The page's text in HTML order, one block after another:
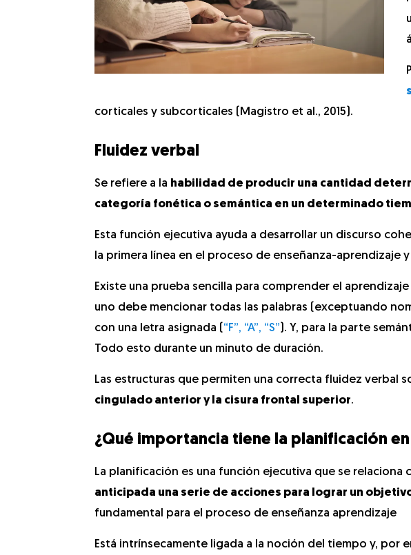
corticales y subcorticales (Magistro et al., 2015).
Fluidez verbal
Se refiere a la habilidad de producir una cantidad
categoría fonética o semántica en un determinado
Esta función ejecutiva ayuda a desarrollar un discurso
la primera línea en el proceso de enseñanza-aprendizaje
Existe una prueba sencilla para comprender el
uno debe mencionar todas las palabras (exceptuando
con una letra asignada ( “F”, “A”, “S”). Y, para la parte
Todo esto durante un minuto de duración.
Las estructuras que permiten una correcta fluidez verbal
cingulado anterior y la cisura frontal superior.
¿Qué importancia tiene la planificación
La planificación es una función ejecutiva que se relaciona
anticipada una serie de acciones para lograr un
fundamental para el proceso de enseñanza aprendizaje
Está intrínsecamente ligada a la noción del tiempo y, por